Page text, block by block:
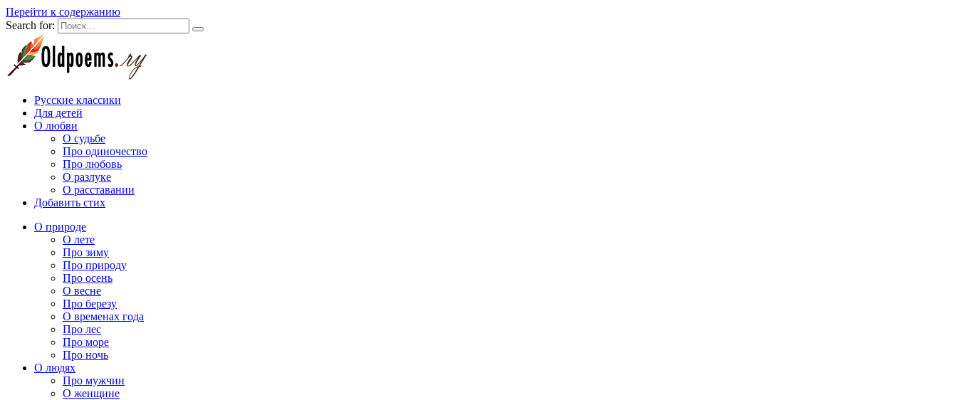
Перейти к содержанию
Search for:
Русские классики
Для детей
О любви
О судьбе
Про одиночество
Про любовь
О разлуке
О расставании
Добавить стих
О природе
О лете
Про зиму
Про природу
Про осень
О весне
Про березу
О временах года
Про лес
Про море
Про ночь
О людях
Про мужчин
О женщине